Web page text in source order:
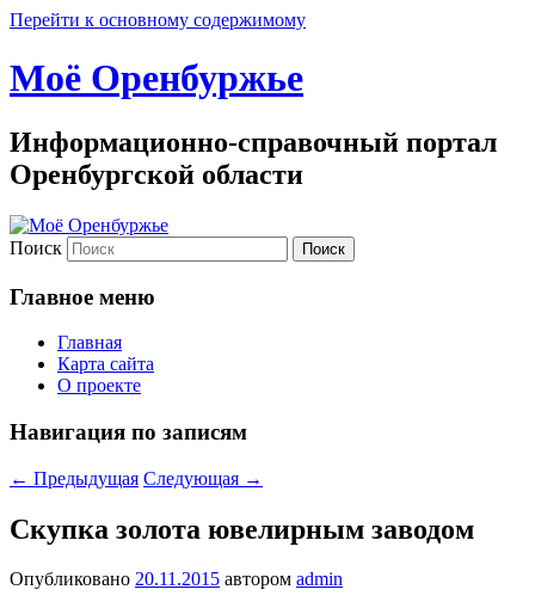
Перейти к основному содержимому
Моё Оренбуржье
Информационно-справочный портал
Оренбургской области
Поиск
Главное меню
Главная
Карта сайта
О проекте
Навигация по записям
← Предыдущая Следующая →
Скупка золота ювелирным заводом
Опубликовано 20.11.2015 автором admin